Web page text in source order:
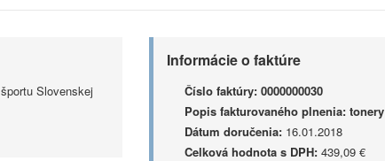
Slovenskej
Informácie o faktúre
Číslo faktúry: 0000000030
Popis fakturovaného plnenia: tonery
Dátum doručenia:16.01.2018
Celková hodnota s DPH:439,09 €